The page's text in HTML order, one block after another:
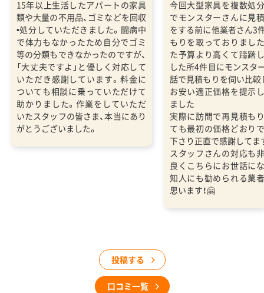
15年以上生活したアパートの家具
類や大量の不用品、ゴミなどを回収
•処分していただきました。闘病中
で体力もなかったため自分でゴミ
等の分類もできなかったのですが、
「大丈夫ですよ」と優しく対応して
いただき感謝しています。料金に
ついても相談に乗っていただけて
助かりました。作業をしていただ
いたスタッフの皆さま、本当にあり
がとうございました。
今回大型家具を複数処
でモンスターさんに見
をする前に他業者さん3
もりを取っておりまし
た予算より高くて躊躇
した所4件目にモンスタ
話で見積もりを伺い比
お安い適正価格を提示
ました
実際に訪問で再見積も
ても最初の価格どおり
下さり正直で感謝してま
スタッフさんの対応も
良くこちらにお世話に
知人にも勧められる業
思います！🤗
投稿する
口コミ一覧